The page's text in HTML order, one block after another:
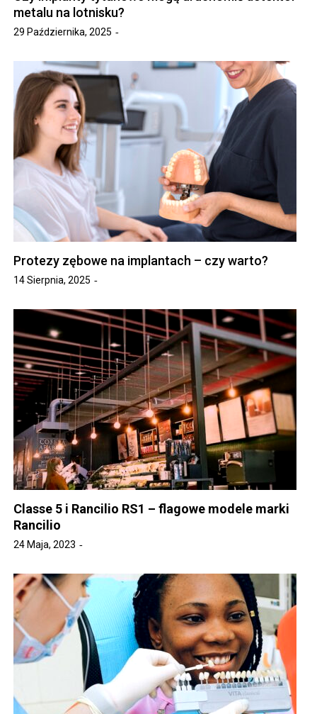
metalu na lotnisku?
29 Października, 2025
Protezy zębowe na implantach – czy warto?
14 Sierpnia, 2025
Classe 5 i Rancilio RS1 – flagowe modele marki
Rancilio
24 Maja, 2023